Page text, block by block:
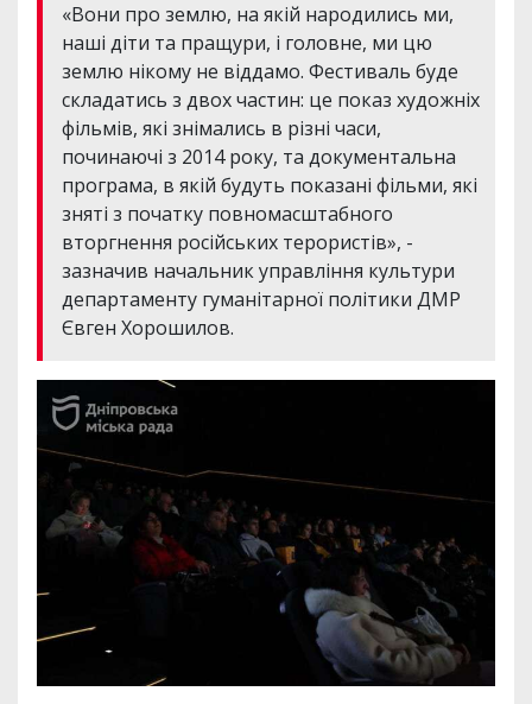
«Вони про землю, на якій народились ми,
наші діти та пращури, і головне, ми цю
землю нікому не віддамо. Фестиваль буде
складатись з двох частин: це показ художніх
фільмів, які знімались в різні часи,
починаючі з 2014 року, та документальна
програма, в якій будуть показані фільми, які
зняті з початку повномасштабного
вторгнення російських терористів», -
зазначив начальник управління культури
департаменту гуманітарної політики ДМР
Євген Хорошилов.